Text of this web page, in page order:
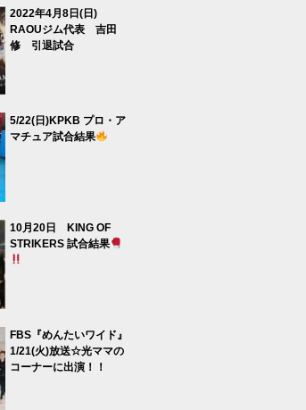
2022年4月8日(日)
RAOUジム代表 吉田
修 引退試合
5/22(日)KPKB プロ・ア
マチュア試合結果
10月20日 KING OF
STRIKERS 試合結果
FBS『めんたいワイド』
1/21(火)放送☆光ママの
コーナーに出演！！